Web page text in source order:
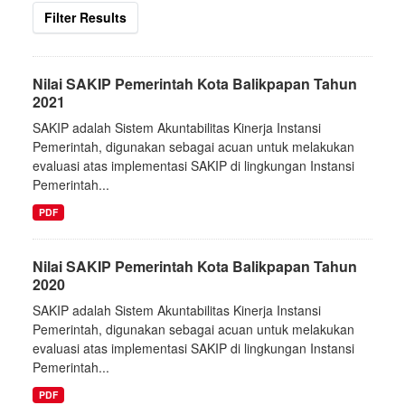
Filter Results
Nilai SAKIP Pemerintah Kota Balikpapan Tahun
2021
SAKIP adalah Sistem Akuntabilitas Kinerja Instansi
Pemerintah, digunakan sebagai acuan untuk melakukan
evaluasi atas implementasi SAKIP di lingkungan Instansi
Pemerintah...
PDF
Nilai SAKIP Pemerintah Kota Balikpapan Tahun
2020
SAKIP adalah Sistem Akuntabilitas Kinerja Instansi
Pemerintah, digunakan sebagai acuan untuk melakukan
evaluasi atas implementasi SAKIP di lingkungan Instansi
Pemerintah...
PDF